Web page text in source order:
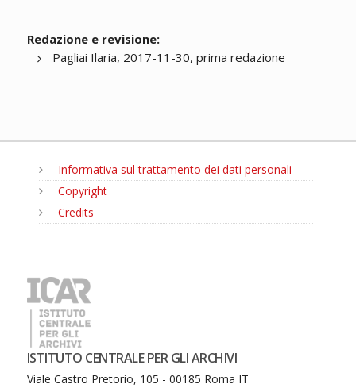
Redazione e revisione:
Pagliai Ilaria, 2017-11-30, prima redazione
Informativa sul trattamento dei dati personali
Copyright
Credits
ISTITUTO CENTRALE PER GLI ARCHIVI
Viale Castro Pretorio, 105 - 00185 Roma IT